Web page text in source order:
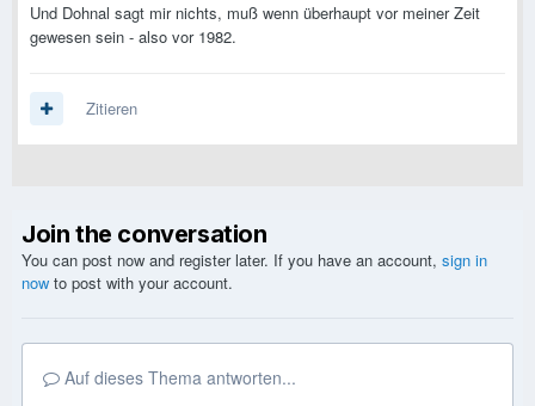
Und Dohnal sagt mir nichts, muß wenn überhaupt vor meiner Zeit
gewesen sein - also vor 1982.
Zitieren
Join the conversation
You can post now and register later. If you have an account, sign in
now to post with your account.
Auf dieses Thema antworten...